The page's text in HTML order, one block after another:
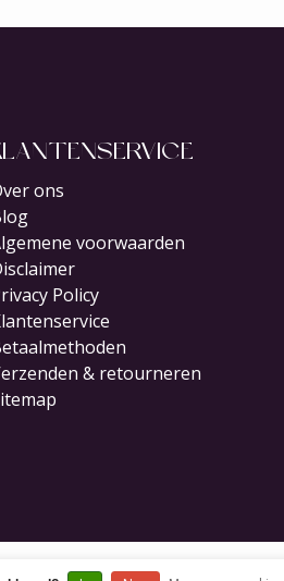
ons
voorwaarden
Policy
& retourneren
laten makendoor Red Banana